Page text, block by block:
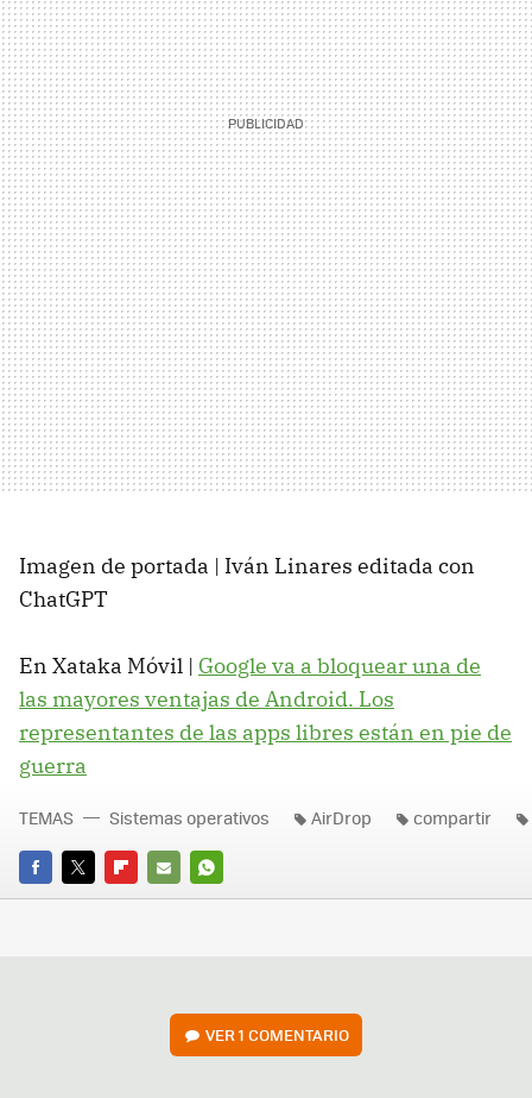
Imagen de portada | Iván Linares editada con
ChatGPT
En Xataka Móvil | Google va a bloquear una de
las mayores ventajas de Android. Los
representantes de las apps libres están en pie de
guerra
FACEBOOK
TWITTERFLIPBOARD
E-
WHATSAPP
TEMAS Sistemas operativos AirDrop compartir
VER1 COMENTARIO